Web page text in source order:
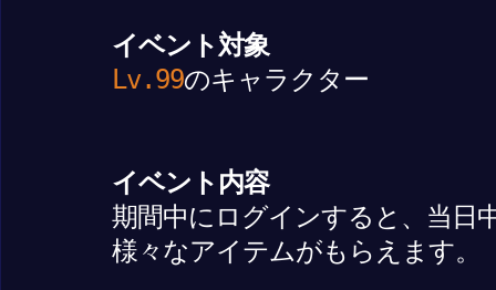
イベント対象
Lv.99のキャラクター
イベント内容
期間中にログインすると、当日
様々なアイテムがもらえます。